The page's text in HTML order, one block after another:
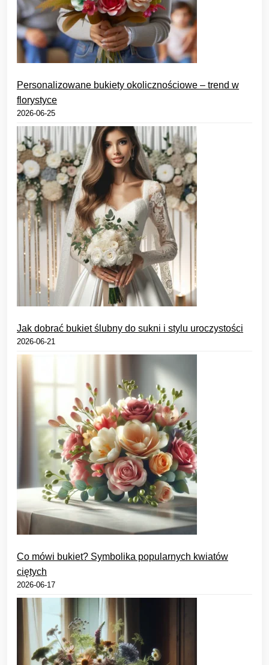
Personalizowane bukiety okolicznościowe – trend w
florystyce
2026-06-25
Jak dobrać bukiet ślubny do sukni i stylu uroczystości
2026-06-21
Co mówi bukiet? Symbolika popularnych kwiatów
ciętych
2026-06-17